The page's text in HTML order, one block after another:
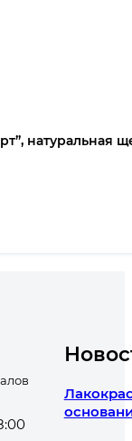
натуральная